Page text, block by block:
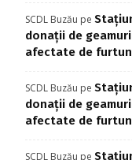
SCDL Buzău pe
donații de
afectate de
SCDL Buzău pe
donații de
afectate de
SCDL Buzău pe